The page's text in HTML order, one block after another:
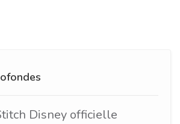
Disney officielle